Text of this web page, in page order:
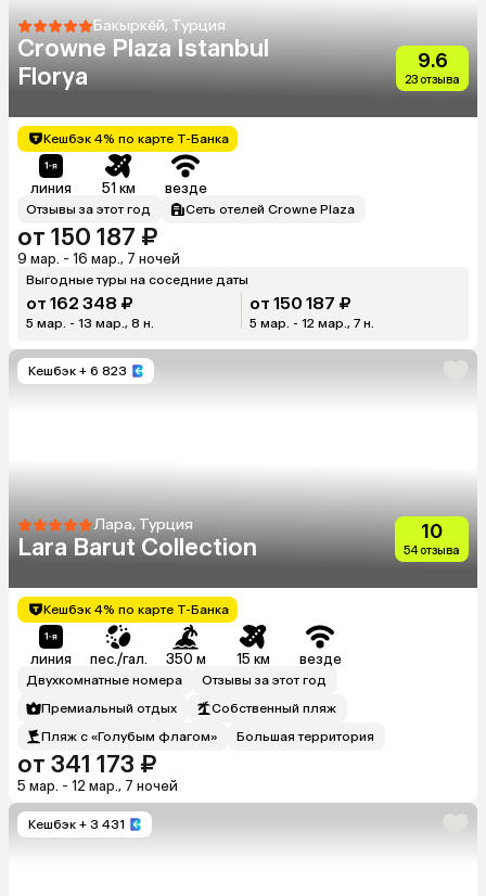
Бакыркёй, Турция
Crowne Plaza Istanbul
Florya
9.6
23 отзыва
Кешбэк 4% по карте Т-Банка
линия 51 км везде
Отзывы за этот год Сеть отелей Crowne Plaza
от 150 187 ₽
9 мар. - 16 мар., 7 ночей
Выгодные туры на соседние даты
от 162 348 ₽
5 мар. - 13 мар., 8 н.
от 150 187 ₽
5 мар. - 12 мар., 7 н.
Кешбэк + 6 823
Лара, Турция
Lara Barut Collection
10
54 отзыва
Кешбэк 4% по карте Т-Банка
линия пес./гал. 350 м 15 км везде
Двухкомнатные номера
Отзывы за этот год
Премиальный отдых
Собственный пляж
Пляж с «Голубым флагом»
Большая территория
от 341 173 ₽
5 мар. - 12 мар., 7 ночей
Кешбэк + 3 431